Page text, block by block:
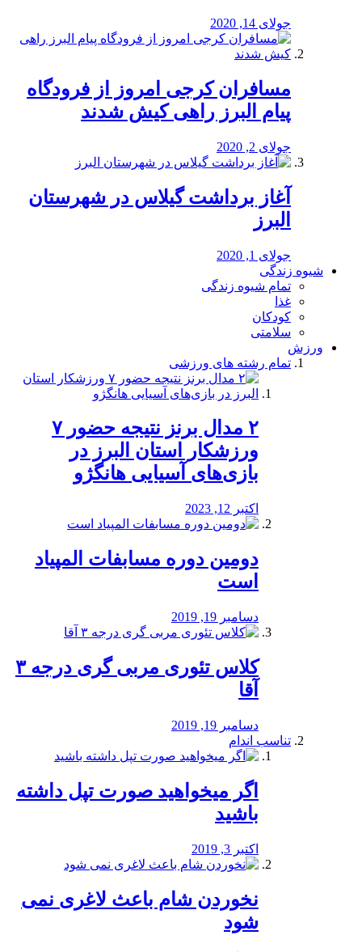
جولای 14, 2020
مسافران کرجی امروز از فرودگاه
پیام البرز راهی کیش شدند
جولای 2, 2020
آغاز برداشت گیلاس در شهرستان
البرز
جولای 1, 2020
شیوه زندگی
تمام شیوه زندگی
غذا
کودکان
سلامتی
ورزش
تمام رشته های ورزشی
۲ مدال برنز نتیجه حضور ۷
ورزشکار استان البرز در
بازی‌های آسیایی هانگژو
اکتبر 12, 2023
دومین دوره مسابفات المپیاد
است
دسامبر 19, 2019
کلاس تئوری مربی گری درجه ۳
آقا
دسامبر 19, 2019
تناسب اندام
اگر میخواهید صورت تپل داشته
باشید
اکتبر 3, 2019
نخوردن شام باعث لاغری نمی
‌شود